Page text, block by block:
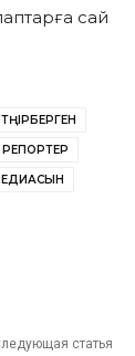
сай
статья